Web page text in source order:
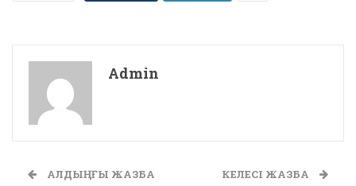
Admin
АЛДЫҢҒЫ ЖАЗБА КЕЛЕСІ ЖАЗБА